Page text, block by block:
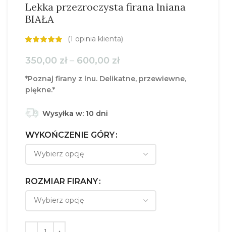
Lekka przezroczysta firana lniana
BIAŁA
(1 opinia klienta)
350,00 zł – 600,00 złZakres
od
*Poznaj firany z lnu. Delikatne, przewiewne,
piękne.*
Wysyłka w: 10 dni
WYKOŃCZENIE GÓRY
ROZMIAR FIRANY